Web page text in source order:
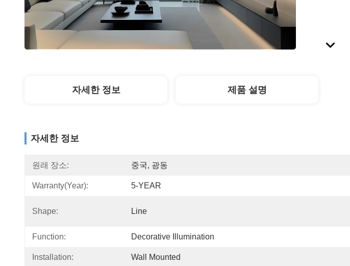
자세한 정보 제품 설명
자세한 정보
원래 장소: 중국, 광동
Warranty(Year): 5-YEAR
Shape: Line
Function: Decorative Illumination
Installation: Wall Mounted